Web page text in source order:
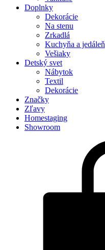
Doplnky
Dekorácie
Na stenu
Zrkadlá
Kuchyňa a jedáleň
Vešiaky
Detský svet
Nábytok
Textil
Dekorácie
Značky
Zľavy
Homestaging
Showroom